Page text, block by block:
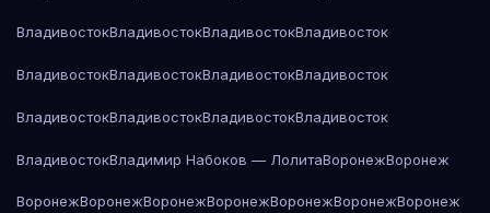
ВладивостокВладивостокВладивостокВладивосток
ВладивостокВладивостокВладивостокВладивосток
ВладивостокВладивостокВладивостокВладивосток
ВладивостокВладимир Набоков — ЛолитаВоронежВоронеж
ВоронежВоронежВоронежВоронежВоронежВоронежВоронеж